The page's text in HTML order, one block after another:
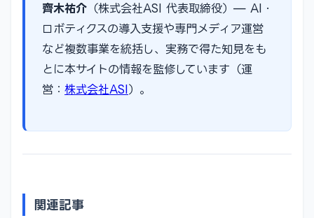
齊木祐介 （株式会社ASI 代表取締役）— AI・
ロボティクスの導入支援や専門メディア運営
など複数事業を統括し、実務で得た知見をも
とに本サイトの情報を監修しています（運
営： 株式会社ASI ）。
関連記事